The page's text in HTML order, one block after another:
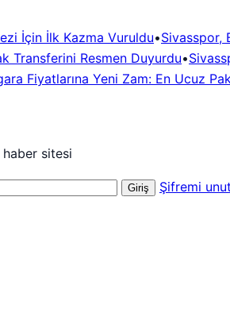
İçin İlk Kazma Vuruldu•Sivasspor,
Transferini Resmen Duyurdu•
Fiyatlarına Yeni Zam: En Ucuz
haber sitesi
Giriş
Şifremi